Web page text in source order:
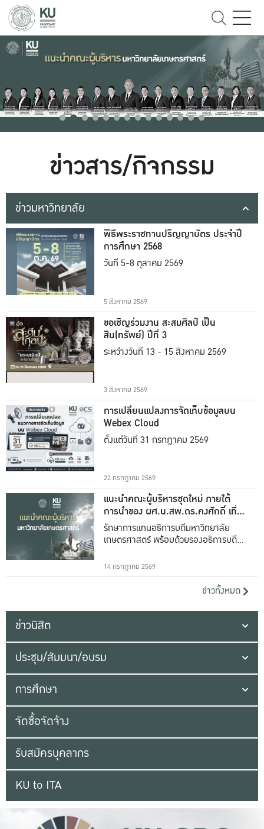
ข่าวสาร/กิจกรรม
ข่าวมหาวิทยาลัย
พิธีพระราชทานปริญญาบัตร ประจำปี
การศึกษา 2568
วันที่ 5-8 ตุลาคม 2569
5 สิงหาคม 2569
ขอเชิญร่วมงาน สะสมศิลป์ เป็น
สิน(ทรัพย์) ปีที่ 3
ระหว่างวันที่ 13 - 15 สิงหาคม 2569
3 สิงหาคม 2569
การเปลี่ยนแปลงการจัดเก็บข้อมูลบน
Webex Cloud
ตั้งแต่วันที่ 31 กรกฎาคม 2569
22 กรกฎาคม 2569
แนะนำคณะผู้บริหารชุดใหม่ ภายใต้
การนำของ ผศ.น.สพ.ดร.คงศักดิ์ เที่ยง
ธรรม
รักษาการแทนอธิการบดีมหาวิทยาลัย
เกษตรศาสตร์ พร้อมด้วยรองอธิการบดีทั้ง
14 กรกฎาคม 2569
ข่าวทั้งหมด
ข่าวนิสิต
ประชุม/สัมมนา/อบรม
การศึกษา
จัดซื้อจัดจ้าง
รับสมัครบุคลากร
KU to ITA